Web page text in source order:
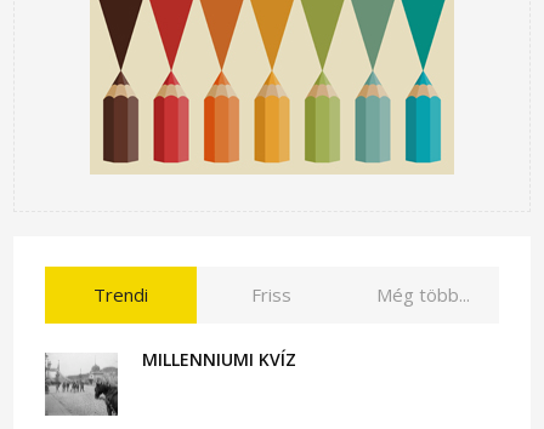
Trendi Friss Még több...
MILLENNIUMI KVÍZ